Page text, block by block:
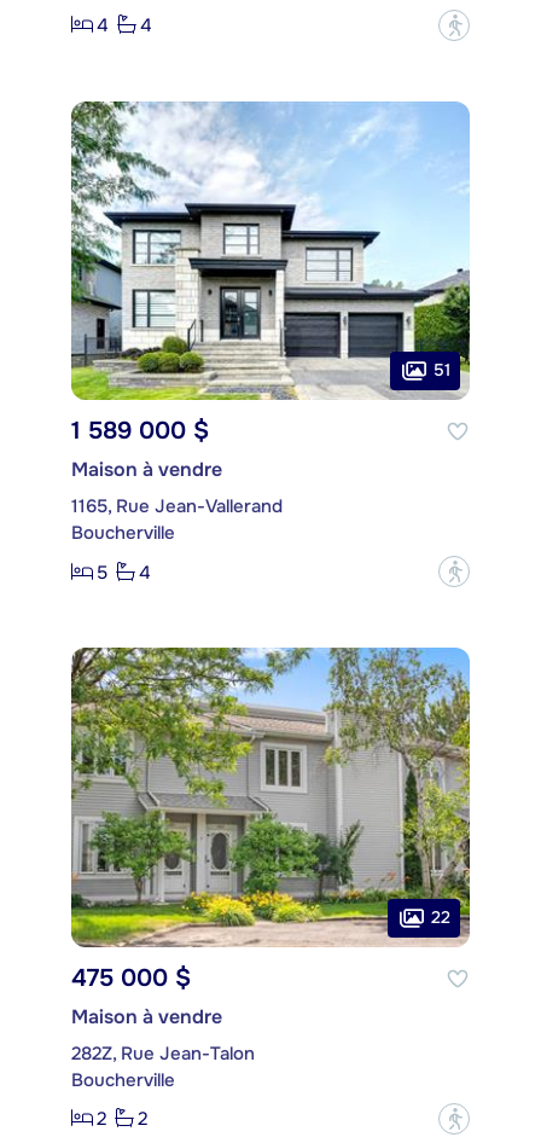
4
4 ?
51
1 589 000 $
Maison à vendre
1165, Rue Jean-Vallerand
Boucherville
5
4 ?
22
475 000 $
Maison à vendre
282Z, Rue Jean-Talon
Boucherville
2
2 ?